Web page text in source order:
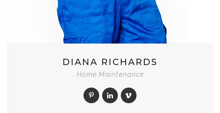
DIANA RICHARDS
Home Maintenance